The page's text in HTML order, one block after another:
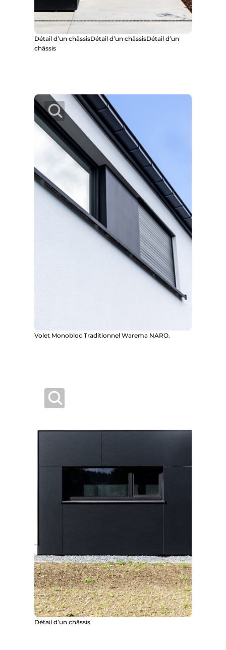
Détail d’un châssisDétail d’un châssisDétail d’un
châssis
Volet Monobloc Traditionnel Warema NARO.
Détail d’un châssis